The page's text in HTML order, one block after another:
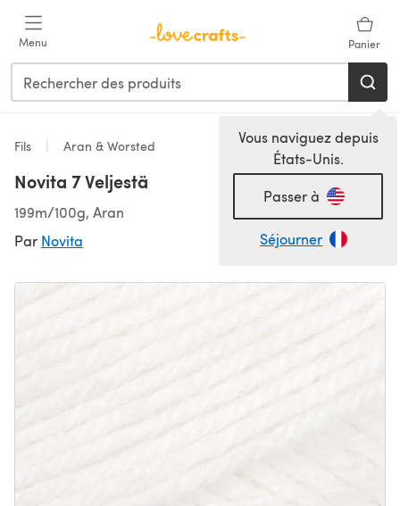
Menu Panier
Vous naviguez depuis
États-Unis.
Passer à
Séjourner
Fils Aran & Worsted
Novita 7 Veljestä
199m/100g, Aran
Par Novita